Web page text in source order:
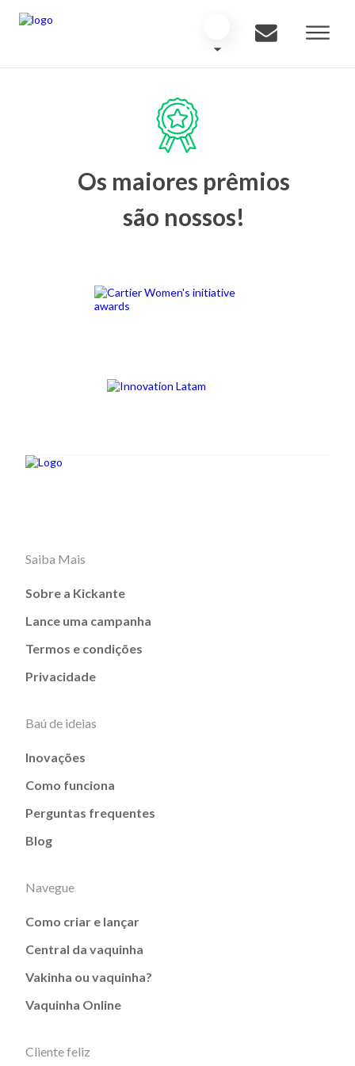
Os maiores prêmios
são nossos!
Saiba Mais
Sobre a Kickante
Lance uma campanha
Termos e condições
Privacidade
Baú de ideias
Inovações
Como funciona
Perguntas frequentes
Blog
Navegue
Como criar e lançar
Central da vaquinha
Vakinha ou vaquinha?
Vaquinha Online
Cliente feliz